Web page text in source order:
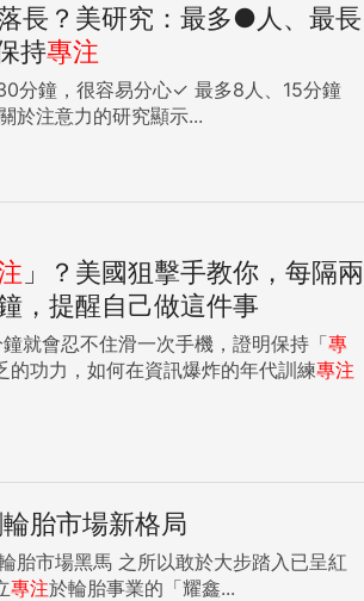
長？美研究：最多●人、最長
持專注
分鐘，很容易分心✓ 最多8人、15分鐘
於注意力的研究顯示...
」？美國狙擊手教你，每隔兩
，提醒自己做這件事
就會忍不住滑一次手機，證明保持「專
的功力，如何在資訊爆炸的年代訓練專注
胎市場新格局
專注於輪胎事業的「耀鑫...